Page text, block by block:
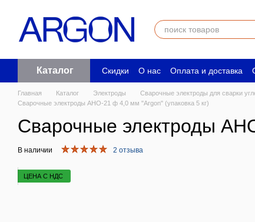
Каталог Скидки О нас Оплата и доставка
Пользовательское соглашение
Главная Каталог Электроды Сварочные электроды для сварки
Сварочные электроды АНО-21 ф 4,0 мм "Argon" (упаковка 5 кг)
Сварочные электроды
В наличии 2 отзыва
ЦЕНА С НДС